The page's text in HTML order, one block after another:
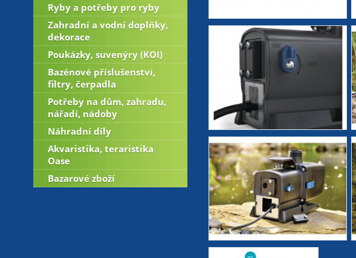
Ryby a potřeby pro ryby
Zahradní a vodní doplňky,
dekorace
Poukázky, suvenýry (KOI)
Bazénové příslušenství,
filtry, čerpadla
Potřeby na dům, zahradu,
nářadí, nádoby
Náhradní díly
Akvaristika, teraristika
Oase
Bazarové zboží